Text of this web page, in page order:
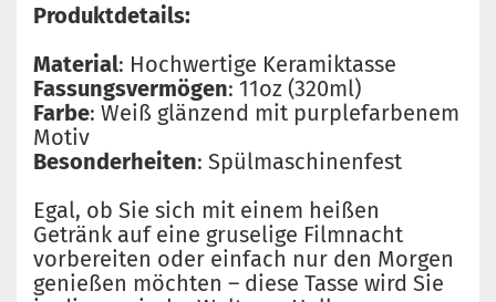
Produktdetails:
Material: Hochwertige Keramiktasse
Fassungsvermögen: 11oz (320ml)
Farbe: Weiß glänzend mit purplefarbenem
Motiv
Besonderheiten: Spülmaschinenfest
Egal, ob Sie sich mit einem heißen
Getränk auf eine gruselige Filmnacht
vorbereiten oder einfach nur den Morgen
genießen möchten – diese Tasse wird Sie